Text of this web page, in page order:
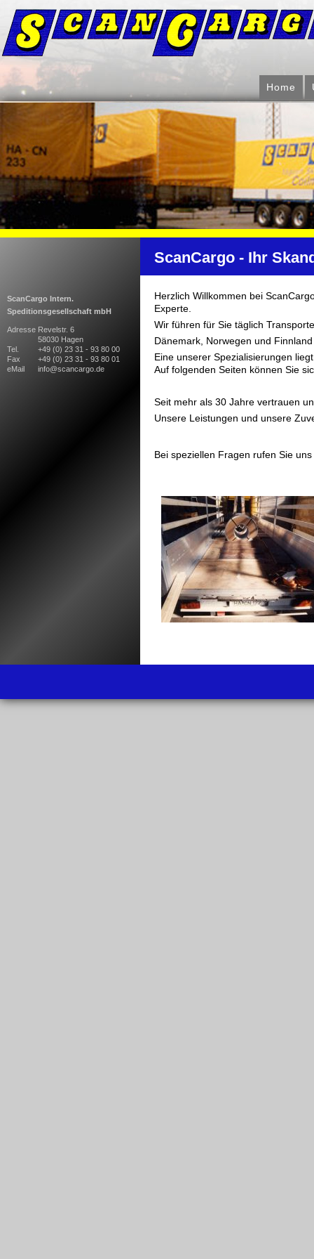
Home
ScanCargo Intern.
Speditionsgesellschaft mbH
Adresse Revelstr. 6
58030 Hagen
Tel.
+49 (0) 23 31 - 93 80 00
Fax
+49 (0) 23 31 - 93 80 01
eMail
info@scancargo.de
ScanCargo - Ihr
Herzlich Willkommen bei
Experte.
Wir führen für Sie täglich
Dänemark, Norwegen und
Eine unserer Spezialisierungen
Auf folgenden Seiten können Sie
Seit mehr als 30 Jahre vertrauen
Unsere Leistungen und unsere
Bei speziellen Fragen rufen Sie